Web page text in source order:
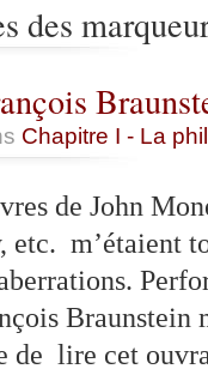
des
Chapitre I - La
de John
etc. m’étaient
Braunstein
de lire cet